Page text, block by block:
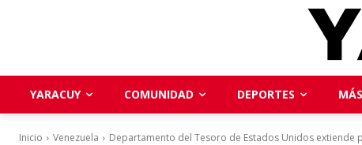
YARACUY COMUNIDAD DEPORTES
Inicio Venezuela Departamento del Tesoro de Estados Unidos extiende